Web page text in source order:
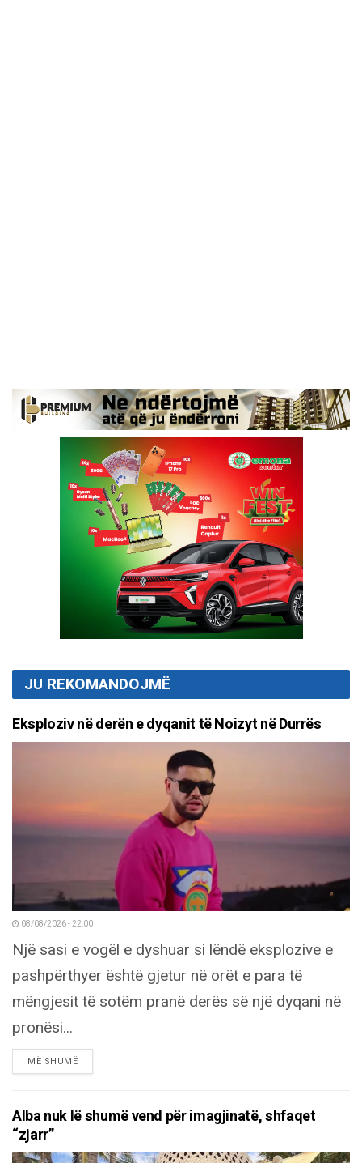
JU REKOMANDOJMË
Eksploziv në derën e dyqanit të Noizyt në Durrës
08/08/2026 - 22:00
Një sasi e vogël e dyshuar si lëndë eksplozive e
pashpërthyer është gjetur në orët e para të
mëngjesit të sotëm pranë derës së një dyqani në
pronësi...
MË SHUMËDETAILS
Alba nuk lë shumë vend për imagjinatë, shfaqet
“zjarr”